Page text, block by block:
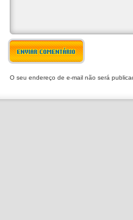
ENVIAR COMENTÁRIO
O seu endereço de e-mail não será